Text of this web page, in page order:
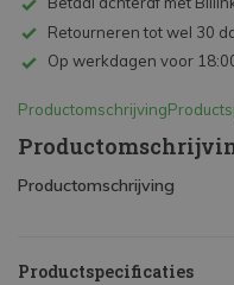
Retourneren tot wel 30
Op werkdagen voor
Productomschrijving
Productomschrijving
Productspecificaties